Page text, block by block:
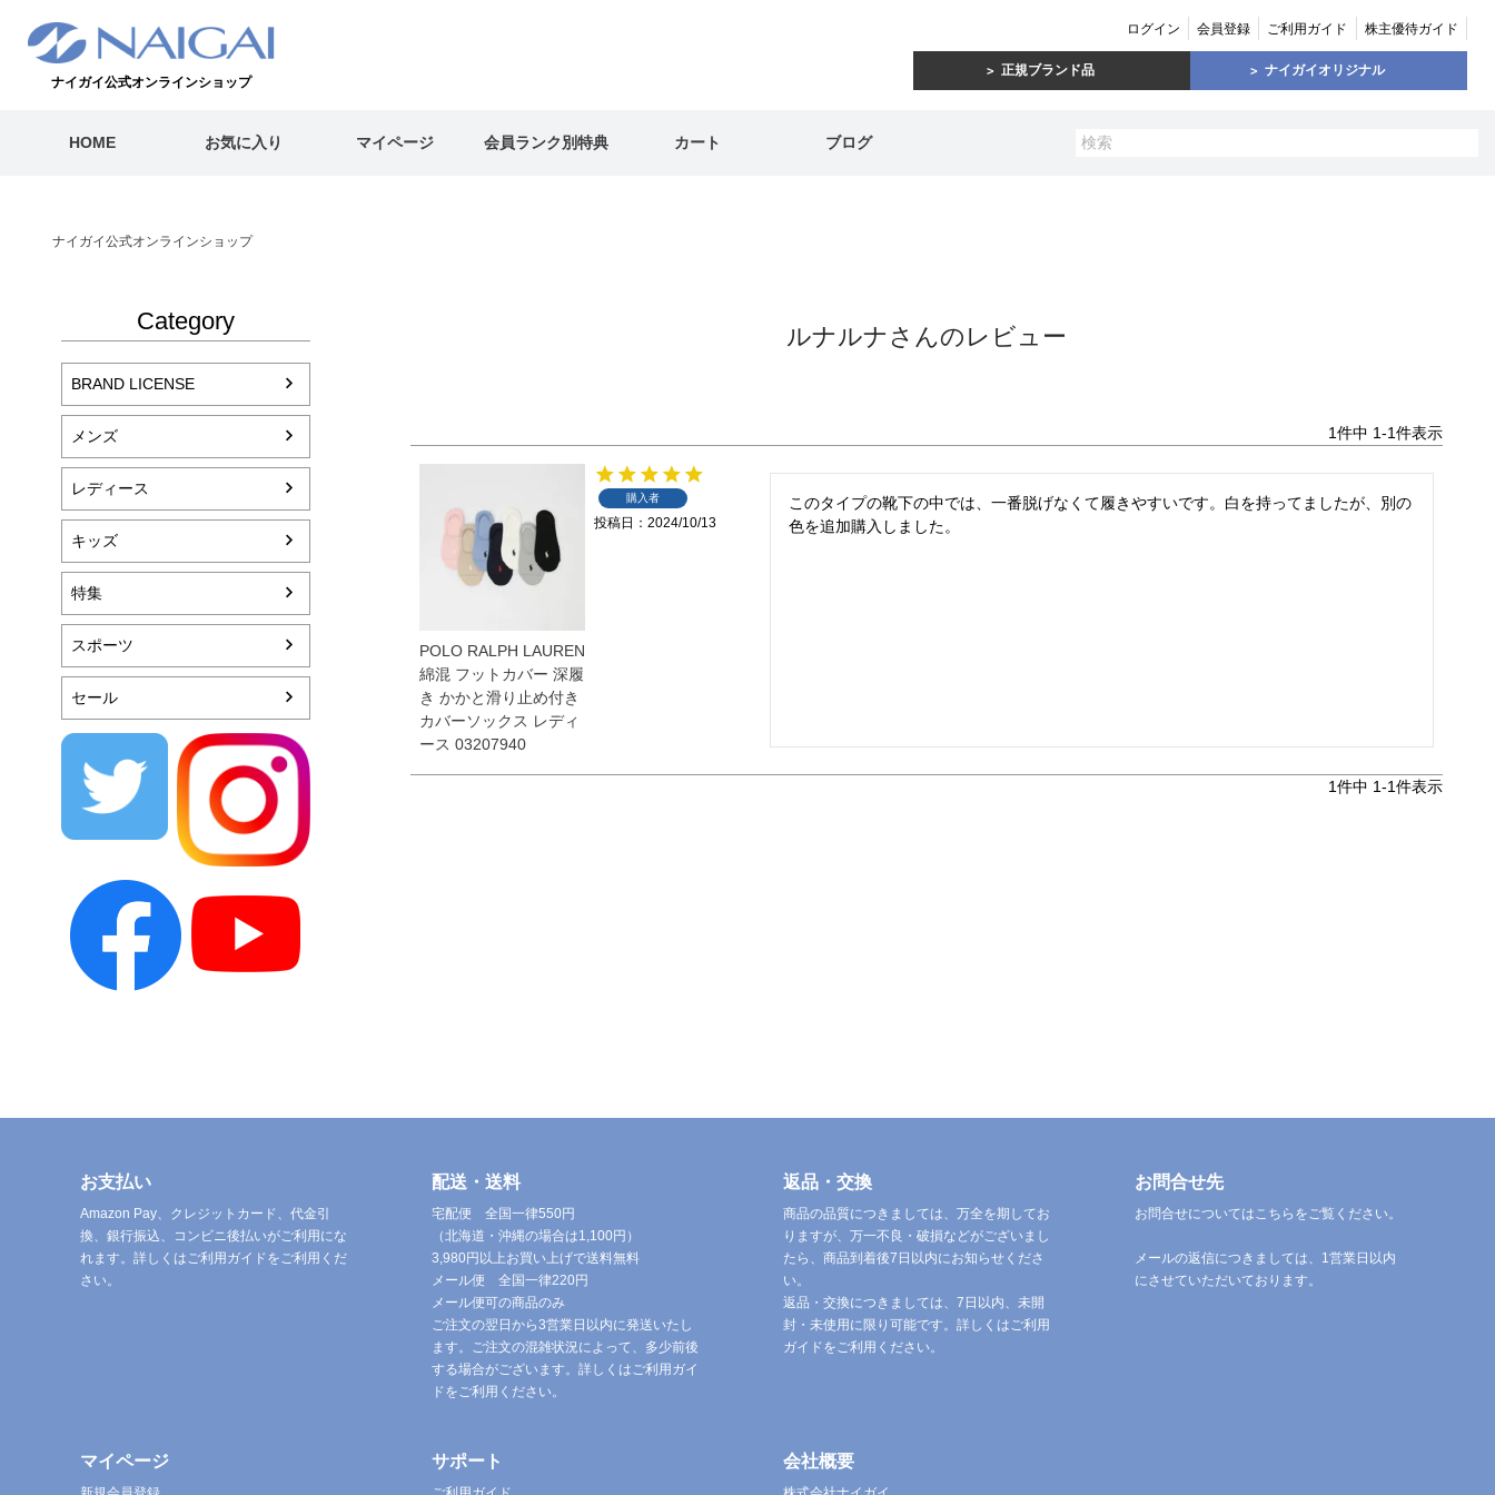
ナイガイ公式オンラインショップ
ログイン 会員登録 ご利用ガイド 株主優待ガイド
正規ブランド品 ナイガイオリジナル
HOME お気に入り マイページ 会員ランク別特典 カート ブログ
ナイガイ公式オンラインショップ
Category
BRAND LICENSE
メンズ
レディース
キッズ
特集
スポーツ
セール
ルナルナさんのレビュー
1件中 1-1件表示
POLO RALPH LAUREN
綿混 フットカバー 深履
き かかと滑り止め付き
カバーソックス レディ
ース 03207940
購入者
投稿日 2024/10/13
このタイプの靴下の中では、一番脱げなくて履きやすいです。白を持ってましたが、別の
色を追加購入しました。
1件中 1-1件表示
お支払い
Amazon Pay、クレジットカード、代金引
換、銀行振込、コンビニ後払いがご利用にな
れます。詳しくはご利用ガイドをご利用くだ
さい。
配送・送料
宅配便 全国一律550円
（北海道・沖縄の場合は1,100円）
3,980円以上お買い上げで送料無料
メール便 全国一律220円
メール便可の商品のみ
ご注文の翌日から3営業日以内に発送いたし
ます。ご注文の混雑状況によって、多少前後
する場合がございます。詳しくはご利用ガイ
ドをご利用ください。
返品・交換
商品の品質につきましては、万全を期してお
りますが、万一不良・破損などがございまし
たら、商品到着後7日以内にお知らせくださ
い。
返品・交換につきましては、7日以内、未開
封・未使用に限り可能です。詳しくはご利用
ガイドをご利用ください。
お問合せ先
お問合せについてはこちらをご覧ください。
メールの返信につきましては、1営業日以内
にさせていただいております。
マイページ サポート 会社概要